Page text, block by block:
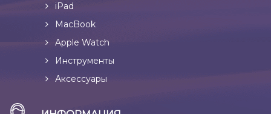
iPad
MacBook
Apple Watch
Инструменты
Аксессуары